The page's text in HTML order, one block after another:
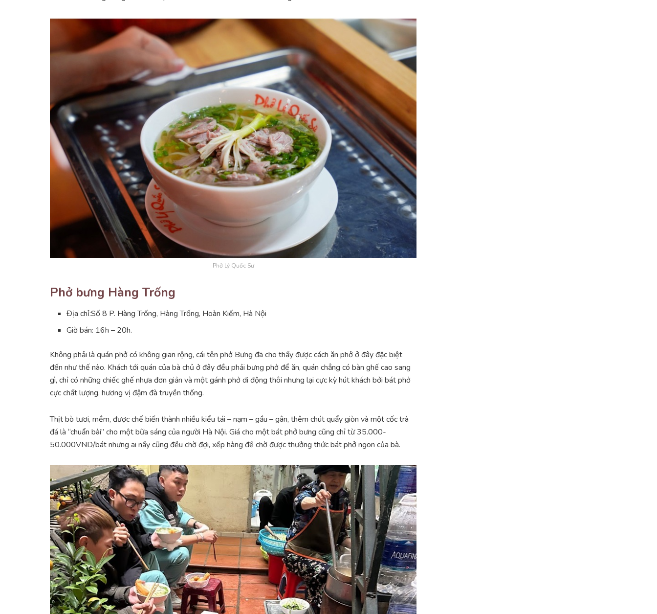
Phở Lý Quốc Sư
Phở bưng Hàng Trống
Địa chỉ:Số 8 P. Hàng Trống, Hàng Trống, Hoàn Kiếm, Hà Nội
Giờ bán: 16h – 20h.
Không phải là quán phở có không gian rộng, cái tên phở Bưng đã cho thấy được cách ăn phở ở đây đặc biệt
đến như thế nào. Khách tới quán của bà chủ ở đây đều phải bưng phở để ăn, quán chẳng có bàn ghế cao sang
gì, chỉ có những chiếc ghế nhựa đơn giản và một gánh phở di động thôi nhưng lại cực kỳ hút khách bởi bát phở
cực chất lượng, hương vị đậm đà truyền thống.
Thịt bò tươi, mềm, được chế biến thành nhiều kiểu tái – nạm – gầu – gân, thêm chút quẩy giòn và một cốc trà
đá là “chuẩn bài” cho một bữa sáng của người Hà Nội. Giá cho một bát phở bưng cũng chỉ từ 35.000-
50.000VND/bát nhưng ai nấy cũng đều chờ đợi, xếp hàng để chờ được thưởng thức bát phở ngon của bà.